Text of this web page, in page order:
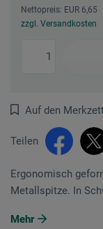
Nettopreis: EUR 6,65
zzgl. Versandkosten
Auf den
Teilen
Ergonomisch
Metallspitze. In
Mehr